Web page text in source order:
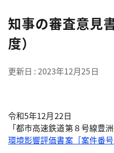
知事の審査意見
度）
更新日 2023年12月25日
令和5年12月22日
「都市高速鉄道第８号線豊
環境影響評価書案［案件番